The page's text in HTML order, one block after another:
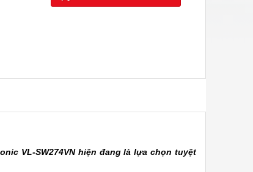
VL-SW274VN hiện đang là lựa chọn tuyệt